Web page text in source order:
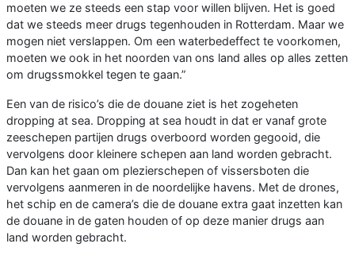
moeten we ze steeds een stap voor willen blijven. Het is goed
dat we steeds meer drugs tegenhouden in Rotterdam. Maar we
mogen niet verslappen. Om een waterbedeffect te voorkomen,
moeten we ook in het noorden van ons land alles op alles zetten
om drugssmokkel tegen te gaan.”
Een van de risico’s die de douane ziet is het zogeheten
dropping at sea. Dropping at sea houdt in dat er vanaf grote
zeeschepen partijen drugs overboord worden gegooid, die
vervolgens door kleinere schepen aan land worden gebracht.
Dan kan het gaan om plezierschepen of vissersboten die
vervolgens aanmeren in de noordelijke havens. Met de drones,
het schip en de camera’s die de douane extra gaat inzetten kan
de douane in de gaten houden of op deze manier drugs aan
land worden gebracht.